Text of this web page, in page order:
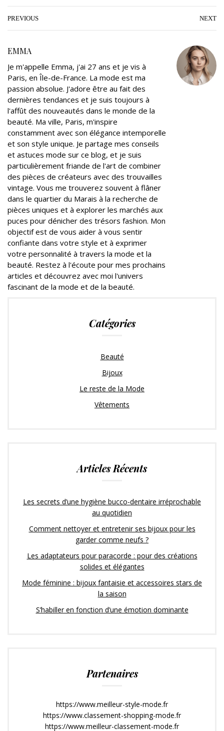
i
t
c
b
k
o
l
n
e
n
n
e
a
l
PREVIOUS NEXT
EMMA
Je m'appelle Emma, j'ai 27 ans et je vis à
Paris, en Île-de-France. La mode est ma
passion absolue. J'adore être au fait des
dernières tendances et je suis toujours à
l'affût des nouveautés dans le monde de la
beauté. Ma ville, Paris, m'inspire
constamment avec son élégance intemporelle
et son style unique. Je partage mes conseils
et astuces mode sur ce blog, et je suis
particulièrement friande de l'art de combiner
des pièces de créateurs avec des trouvailles
vintage. Vous me trouverez souvent à flâner
dans le quartier du Marais à la recherche de
pièces uniques et à explorer les marchés aux
puces pour dénicher des trésors fashion. Mon
objectif est de vous aider à vous sentir
confiante dans votre style et à exprimer
votre personnalité à travers la mode et la
beauté. Restez à l'écoute pour mes prochains
articles et découvrez avec moi l'univers
fascinant de la mode et de la beauté.
Catégories
Beauté
Bijoux
Le reste de la Mode
Vêtements
Articles Récents
Les secrets d’une hygiène bucco-dentaire irréprochable
au quotidien
Comment nettoyer et entretenir ses bijoux pour les
garder comme neufs ?
Les adaptateurs pour paracorde : pour des créations
solides et élégantes
Mode féminine : bijoux fantaisie et accessoires stars de
la saison
S’habiller en fonction d’une émotion dominante
Partenaires
https://www.meilleur-style-mode.fr
https://www.classement-shopping-mode.fr
https://www.meilleur-classement-mode.fr